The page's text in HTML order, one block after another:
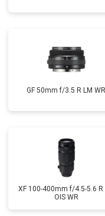
GF 50mm f/3.5 R LM WR
XF 100-400mm f/4.5-5.6 R
OIS WR